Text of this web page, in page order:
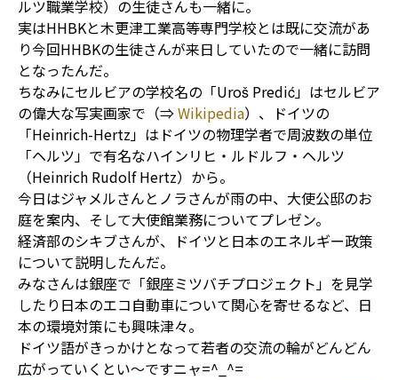
ルツ職業学校）の生徒さんも一緒に。
実はHHBKと木更津工業高等専門学校とは既に交流があ
り今回HHBKの生徒さんが来日していたので一緒に訪問
となったんだ。
ちなみにセルビアの学校名の「Uroš Predić」はセルビア
の偉大な写実画家で（⇒Wikipedia）、ドイツの
「Heinrich-Hertz」はドイツの物理学者で周波数の単位
「ヘルツ」で有名なハインリヒ・ルドルフ・ヘルツ
（Heinrich Rudolf Hertz）から。
今日はジャメルさんとノラさんが雨の中、大使公邸のお
庭を案内、そして大使館業務についてプレゼン。
経済部のシキブさんが、ドイツと日本のエネルギー政策
について説明したんだ。
みなさんは銀座で「銀座ミツバチプロジェクト」を見学
したり日本のエコ自動車について関心を寄せるなど、日
本の環境対策にも興味津々。
ドイツ語がきっかけとなって若者の交流の輪がどんどん
広がっていくとい～ですニャ=^_^=